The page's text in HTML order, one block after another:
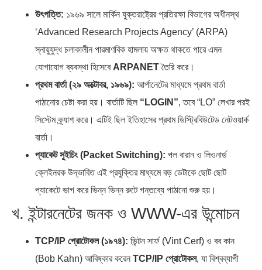
উৎপত্তি: ১৯৬৯ সালে মার্কিন যুক্তরাষ্ট্রের প্রতিরক্ষা বিভাগের অধীনস্থ
‘Advanced Research Projects Agency’ (ARPA)
স্নায়ুযুদ্ধ চলাকালীন পারমাণবিক হামলায় অক্ষত থাকতে পারে এমন
যোগাযোগ ব্যবস্থা হিসেবে ARPANETতৈরি করে।
প্রথম বার্তা (২৯ অক্টোবর, ১৯৬৯): আর্পানেটের মাধ্যমে প্রথম বার্তা
পাঠানোর চেষ্টা করা হয়। বার্তাটি ছিল “LOGIN”, তবে “LO” লেখার পরই
সিস্টেম ক্র্যাশ করে। এটিই ছিল ইতিহাসের প্রথম ডিস্ট্রিবিউটেড নেটওয়ার্ক
বার্তা।
প্যাকেট সুইচিং (Packet Switching): পল বারান ও লিওনার্ড
ক্লেইনরক উদ্ভাবিত এই প্রযুক্তির মাধ্যমে বড় ডেটাকে ছোট ছোট
প্যাকেটে ভাগ করে ভিন্ন ভিন্ন রুটে গন্তব্যে পাঠানো শুরু হয়।
খ. ইন্টারনেটের জনক ও WWW-এর উন্মোচন
TCP/IP প্রোটোকল (১৯৭৪): ভিন্টন সার্ফ (Vint Cerf) ও বব কান
(Bob Kahn) আবিষ্কার করেন TCP/IP প্রোটোকল, যা বিশ্বব্যাপী